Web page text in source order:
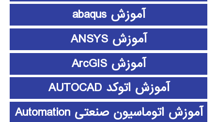
آموزش abaqus
آموزش ANSYS
آموزش ArcGIS
آموزش اتوکد AUTOCAD
آموزش اتوماسیون صنعتی Automation